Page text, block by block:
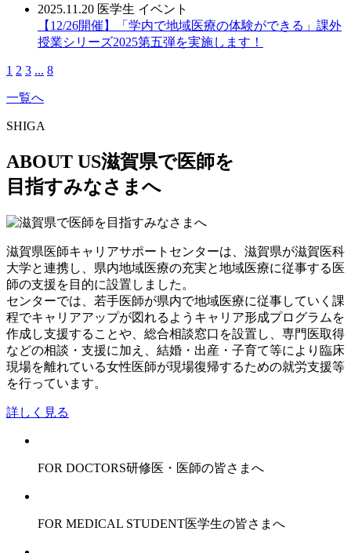
2025.11.20 医学生 イベント
【12/26開催】「学内で地域医療の体験ができる」課外
授業シリーズ2025第五弾を実施します！
1 2 3 ... 8
一覧へ
SHIGA
ABOUT US滋賀県で医師を
目指すみなさまへ
滋賀県医師キャリアサポートセンターは、滋賀県が滋賀医科
大学と連携し、県内地域医療の充実と地域医療に従事する医
師の支援を目的に設置しました。
センターでは、若手医師が県内で地域医療に従事していく課
程でキャリアアップが図れるようキャリア形成プログラムを
作成し支援することや、総合相談窓口を設置し、専門医取得
などの相談・支援に加え、結婚・出産・子育て等により臨床
現場を離れている女性医師が現場復帰するための就労支援等
を行っています。
詳しく見る
FOR DOCTORS研修医・医師の皆さまへ
FOR MEDICAL STUDENT医学生の皆さまへ